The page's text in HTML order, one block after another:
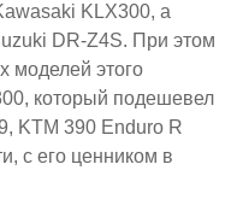
KLX300, а
DR-Z4S. При этом
моделей этого
который подешевел
KTM 390 Enduro R
с его ценником в